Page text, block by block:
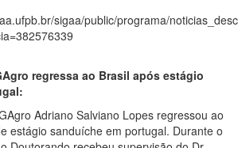
sigaa/public/programa/
regressa ao Brasil após estágio
Adriano Salviano Lopes regressou ao
estágio sanduíche em portugal. Durante o